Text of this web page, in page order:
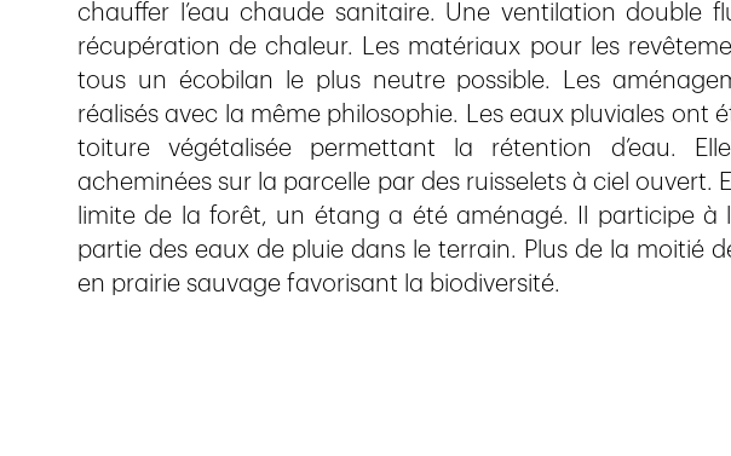
chauffer l’eau chaude sanitaire. Une ventilation double
récupération de chaleur. Les matériaux pour les
tous un écobilan le plus neutre possible. Les
réalisés avec la même philosophie. Les eaux pluviales ont
toiture végétalisée permettant la rétention d’eau.
acheminées sur la parcelle par des ruisselets à ciel ouvert.
limite de la forêt, un étang a été aménagé. Il participe à
partie des eaux de pluie dans le terrain. Plus de la moitié
en prairie sauvage favorisant la biodiversité.